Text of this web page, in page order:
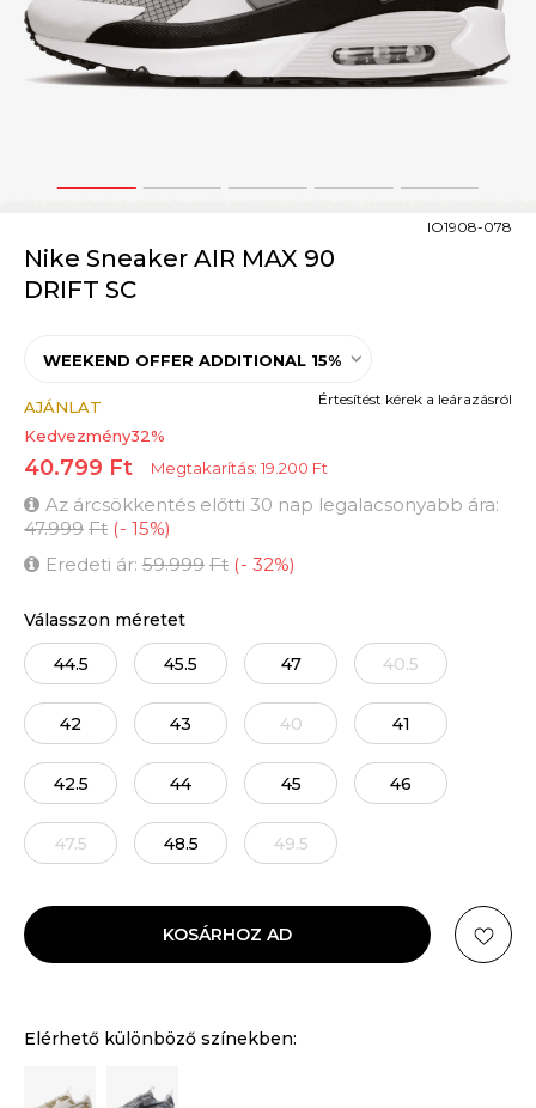
1 2 3 4 5
Nike Sneaker AIR MAX 90
DRIFT SC
IO1908-078
WEEKEND OFFER ADDITIONAL 15%
AJÁNLAT
Kedvezmény32%
40.799 Ft Megtakarítás: 19.200 Ft
Az árcsökkentés előtti 30 nap legalacsonyabb ára:
47.999 Ft (- 15%)
Eredeti ár: 59.999 Ft (- 32%)
Értesítést kérek a leárazásról
Válasszon méretet
44.5 45.5 47 40.5
42 43 40 41
42.5 44 45 46
47.5 48.5 49.5
KOSÁRHOZ AD
Elérhető különböző színekben: